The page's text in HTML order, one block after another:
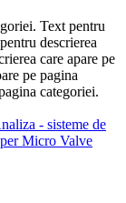
Text pentru
descrierea
care apare pe
pe pagina
categoriei.
- sisteme de
Micro Valve